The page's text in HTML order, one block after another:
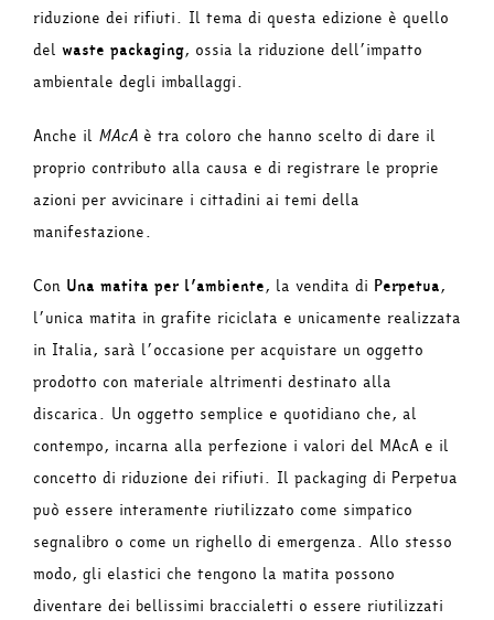
riduzione dei rifiuti. Il tema di questa edizione è quello
del waste packaging, ossia la riduzione dell’impatto
ambientale degli imballaggi.
Anche il MAcA è tra coloro che hanno scelto di dare il
proprio contributo alla causa e di registrare le proprie
azioni per avvicinare i cittadini ai temi della
manifestazione.
Con Una matita per l’ambiente, la vendita di Perpetua,
l’unica matita in grafite riciclata e unicamente realizzata
in Italia, sarà l’occasione per acquistare un oggetto
prodotto con materiale altrimenti destinato alla
discarica. Un oggetto semplice e quotidiano che, al
contempo, incarna alla perfezione i valori del MAcA e il
concetto di riduzione dei rifiuti. Il packaging di Perpetua
può essere interamente riutilizzato come simpatico
segnalibro o come un righello di emergenza. Allo stesso
modo, gli elastici che tengono la matita possono
diventare dei bellissimi braccialetti o essere riutilizzati